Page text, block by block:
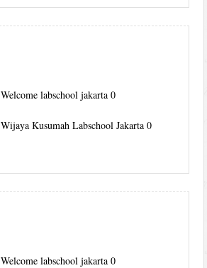
Welcome labschool jakarta 0
Wijaya Kusumah Labschool Jakarta 0
Welcome labschool jakarta 0